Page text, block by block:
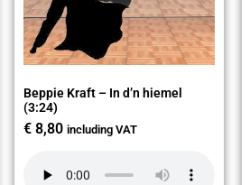
Beppie Kraft – In d’n hiemel
(3:24)
€8,80 including VAT